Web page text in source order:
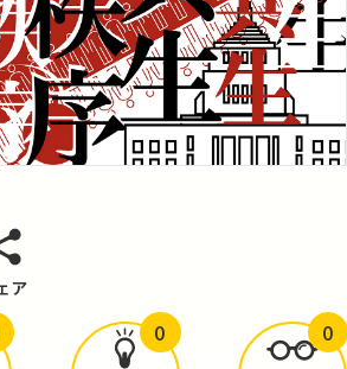
ア
どんな学びがありましたか？
0 0